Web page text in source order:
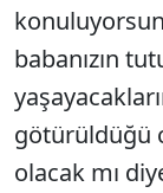
babanızın
götürüldüğü
olacak mı